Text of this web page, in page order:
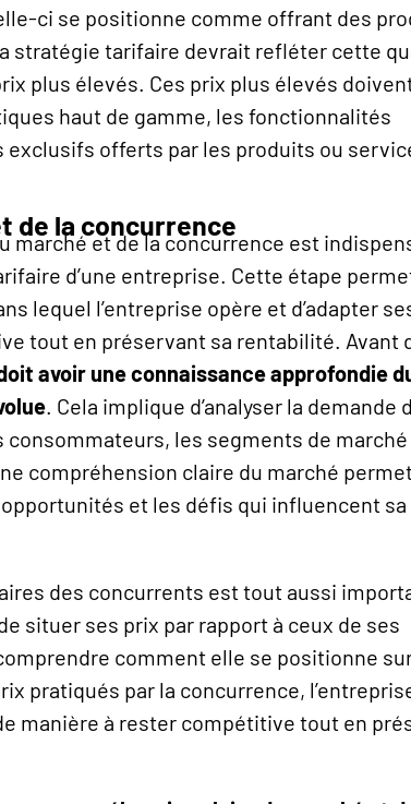
ci se positionne comme offrant des
stratégie tarifaire devrait refléter cette
plus élevés. Ces prix plus élevés
haut de gamme, les fonctionnalités
exclusifs offerts par les produits ou
de la concurrence
marché et de la concurrence est
d’une entreprise. Cette étape
lequel l’entreprise opère et d’adapter
tout en préservant sa rentabilité. Avant
avoir une connaissance approfondie
. Cela implique d’analyser la demande
consommateurs, les segments de
compréhension claire du marché
opportunités et les défis qui influencent sa
des concurrents est tout aussi
situer ses prix par rapport à ceux de ses
comment elle se positionne
pratiqués par la concurrence,
manière à rester compétitive tout en